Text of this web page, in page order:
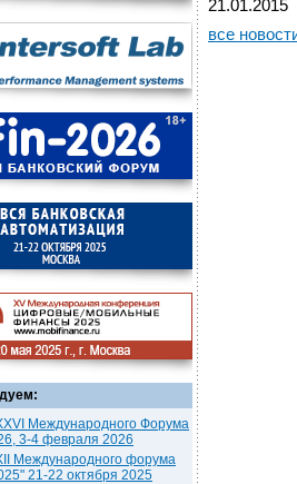
Международного Форума
3-4 февраля 2026
Международного форума
21-22 октября 2025
21.01.2015
все